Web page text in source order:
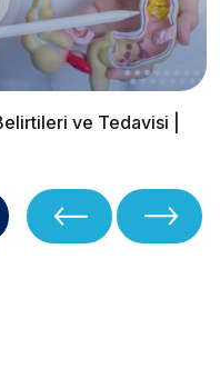
ve Tedavisi |